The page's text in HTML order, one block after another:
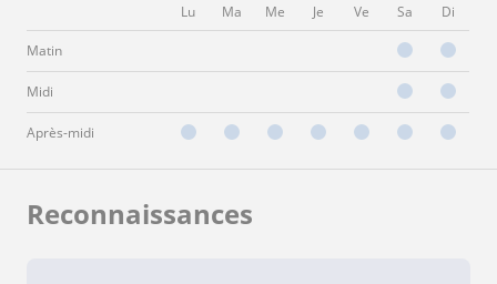
Lu Ma Me Je Ve Sa Di
Matin
Midi
Après-midi
Reconnaissances